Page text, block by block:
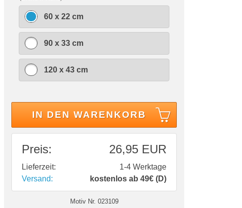
60 x 22 cm
90 x 33 cm
120 x 43 cm
IN DEN WARENKORB
Preis: 26,95 EUR
Lieferzeit:
1-4 Werktage
Versand:
kostenlos ab 49€ (D)
Motiv Nr. 023109